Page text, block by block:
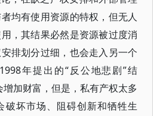
均有使用资源的特权，但无人
，其结果必然是资源被过度消
排划分过细，也会走入另一个
年提出的“反公地悲剧”结
增加财富，但是，私有产权太多
破坏市场、阻碍创新和牺牲生